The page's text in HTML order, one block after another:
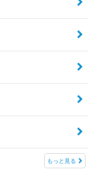
もっと見る